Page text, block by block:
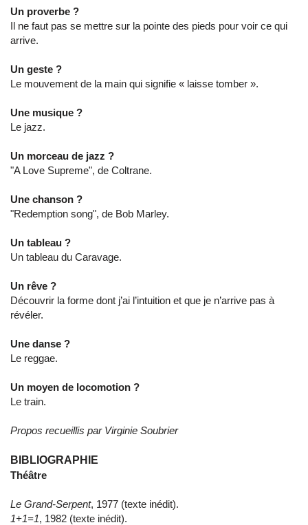
Un proverbe ?
Il ne faut pas se mettre sur la pointe des pieds pour voir ce qui
arrive.
Un geste ?
Le mouvement de la main qui signifie « laisse tomber ».
Une musique ?
Le jazz.
Un morceau de jazz ?
"A Love Supreme", de Coltrane.
Une chanson ?
"Redemption song", de Bob Marley.
Un tableau ?
Un tableau du Caravage.
Un rêve ?
Découvrir la forme dont j’ai l’intuition et que je n’arrive pas à
révéler.
Une danse ?
Le reggae.
Un moyen de locomotion ?
Le train.
Propos recueillis par Virginie Soubrier
BIBLIOGRAPHIE
Théâtre
Le Grand-Serpent, 1977 (texte inédit).
1+1=1, 1982 (texte inédit).